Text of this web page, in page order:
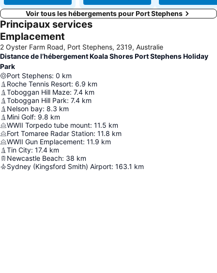
Voir tous les hébergements pour Port Stephens
Principaux services
Emplacement
2 Oyster Farm Road, Port Stephens, 2319, Australie
Distance de l’hébergement Koala Shores Port Stephens Holiday
Park
Port Stephens: 0 km
Roche Tennis Resort: 6.9 km
Toboggan Hill Maze: 7.4 km
Toboggan Hill Park: 7.4 km
Nelson bay: 8.3 km
Mini Golf: 9.8 km
WWII Torpedo tube mount: 11.5 km
Fort Tomaree Radar Station: 11.8 km
WWII Gun Emplacement: 11.9 km
Tin City: 17.4 km
Newcastle Beach: 38 km
Sydney (Kingsford Smith) Airport: 163.1 km